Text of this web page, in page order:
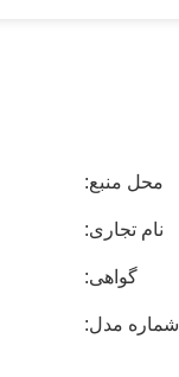
محل منبع:
نام تجاری:
گواهی:
شماره مدل: